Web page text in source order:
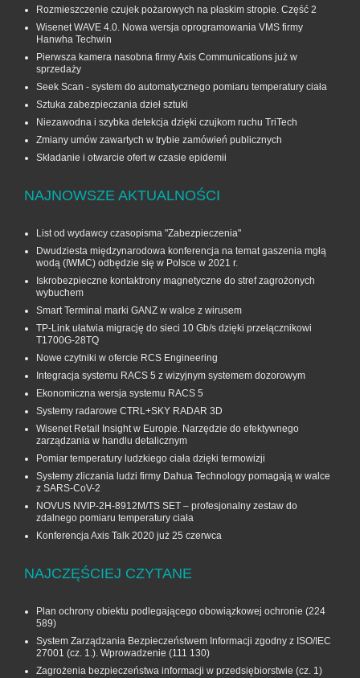
Rozmieszczenie czujek pożarowych na płaskim stropie. Część 2
Wisenet WAVE 4.0. Nowa wersja oprogramowania VMS firmy
Hanwha Techwin
Pierwsza kamera nasobna firmy Axis Communications już w
sprzedaży
Seek Scan - system do automatycznego pomiaru temperatury ciała
Sztuka zabezpieczania dzieł sztuki
Niezawodna i szybka detekcja dzięki czujkom ruchu TriTech
Zmiany umów zawartych w trybie zamówień publicznych
Składanie i otwarcie ofert w czasie epidemii
NAJNOWSZE AKTUALNOŚCI
List od wydawcy czasopisma "Zabezpieczenia"
Dwudziesta międzynarodowa konferencja na temat gaszenia mgłą
wodą (IWMC) odbędzie się w Polsce w 2021 r.
Iskrobezpieczne kontaktrony magnetyczne do stref zagrożonych
wybuchem
Smart Terminal marki GANZ w walce z wirusem
TP-Link ułatwia migrację do sieci 10 Gb/s dzięki przełącznikowi
T1700G‑28TQ
Nowe czytniki w ofercie RCS Engineering
Integracja systemu RACS 5 z wizyjnym systemem dozorowym
Ekonomiczna wersja systemu RACS 5
Systemy radarowe CTRL+SKY RADAR 3D
Wisenet Retail Insight w Europie. Narzędzie do efektywnego
zarządzania w handlu detalicznym
Pomiar temperatury ludzkiego ciała dzięki termowizji
Systemy zliczania ludzi firmy Dahua Technology pomagają w walce
z SARS-CoV-2
NOVUS NVIP-2H-8912M/TS SET – profesjonalny zestaw do
zdalnego pomiaru temperatury ciała
Konferencja Axis Talk 2020 już 25 czerwca
NAJCZĘŚCIEJ CZYTANE
Plan ochrony obiektu podlegającego obowiązkowej ochronie (224
589)
System Zarządzania Bezpieczeństwem Informacji zgodny z ISO/IEC
27001 (cz. 1.). Wprowadzenie (111 130)
Zagrożenia bezpieczeństwa informacji w przedsiębiorstwie (cz. 1)